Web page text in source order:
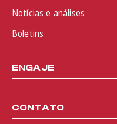
Notícias e análises
Boletins
ENGAJE
CONTATO